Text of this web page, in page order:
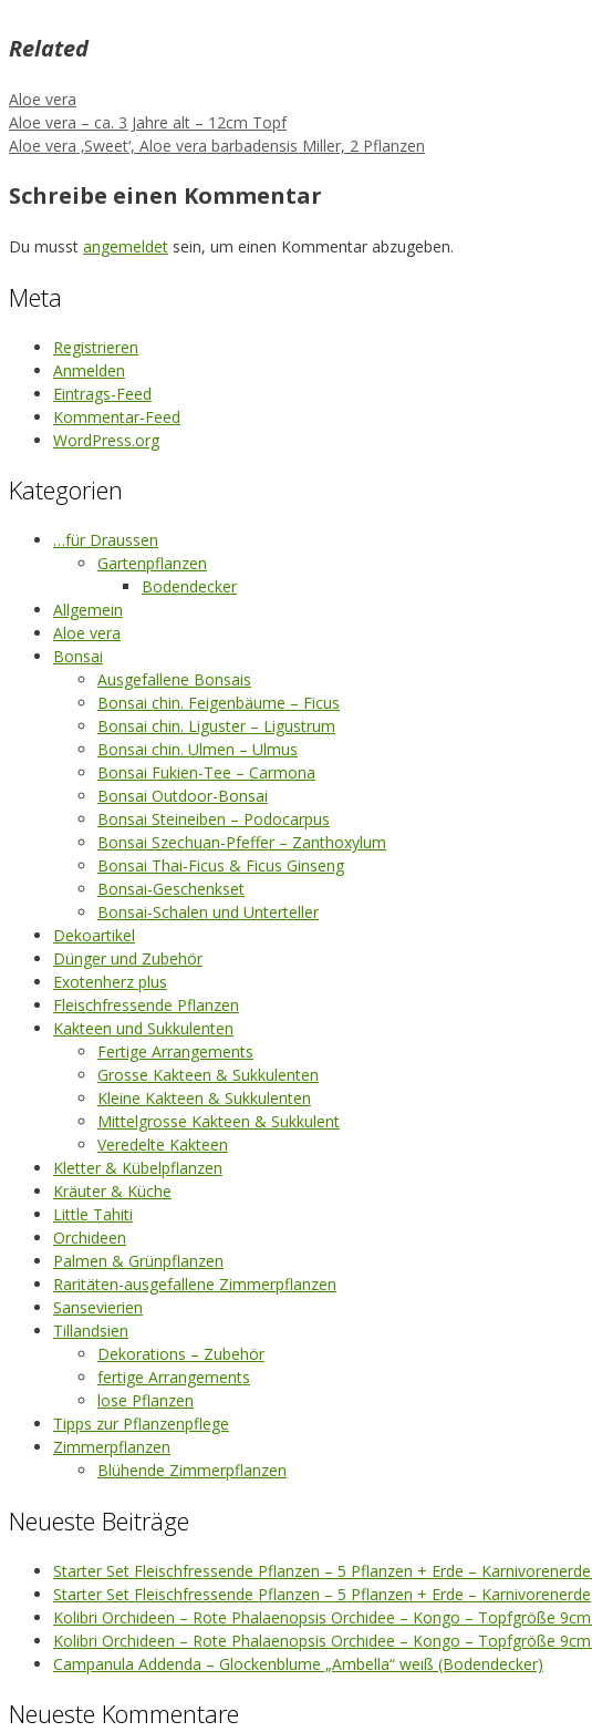
Related
Kategorien
Aloe vera
Aloe vera – ca. 3 Jahre alt – 12cm Topf
Aloe vera ‚Sweet‘, Aloe vera barbadensis Miller, 2 Pflanzen
Schreibe einen Kommentar
Du musst angemeldet sein, um einen Kommentar abzugeben.
Meta
Registrieren
Anmelden
Eintrags-Feed
Kommentar-Feed
WordPress.org
Kategorien
…für Draussen
Gartenpflanzen
Bodendecker
Allgemein
Aloe vera
Bonsai
Ausgefallene Bonsais
Bonsai chin. Feigenbäume – Ficus
Bonsai chin. Liguster – Ligustrum
Bonsai chin. Ulmen – Ulmus
Bonsai Fukien-Tee – Carmona
Bonsai Outdoor-Bonsai
Bonsai Steineiben – Podocarpus
Bonsai Szechuan-Pfeffer – Zanthoxylum
Bonsai Thai-Ficus & Ficus Ginseng
Bonsai-Geschenkset
Bonsai-Schalen und Unterteller
Dekoartikel
Dünger und Zubehör
Exotenherz plus
Fleischfressende Pflanzen
Kakteen und Sukkulenten
Fertige Arrangements
Grosse Kakteen & Sukkulenten
Kleine Kakteen & Sukkulenten
Mittelgrosse Kakteen & Sukkulent
Veredelte Kakteen
Kletter & Kübelpflanzen
Kräuter & Küche
Little Tahiti
Orchideen
Palmen & Grünpflanzen
Raritäten-ausgefallene Zimmerpflanzen
Sansevierien
Tillandsien
Dekorations – Zubehör
fertige Arrangements
lose Pflanzen
Tipps zur Pflanzenpflege
Zimmerpflanzen
Blühende Zimmerpflanzen
Neueste Beiträge
Starter Set Fleischfressende Pflanzen – 5 Pflanzen + Erde –
Starter Set Fleischfressende Pflanzen – 5 Pflanzen + Erde – Karnivorenerde
Kolibri Orchideen – Rote Phalaenopsis Orchidee – Kongo – Topfgröße
Kolibri Orchideen – Rote Phalaenopsis Orchidee – Kongo – Topfgröße
Campanula Addenda – Glockenblume „Ambella“ weiß (Bodendecker)
Neueste Kommentare